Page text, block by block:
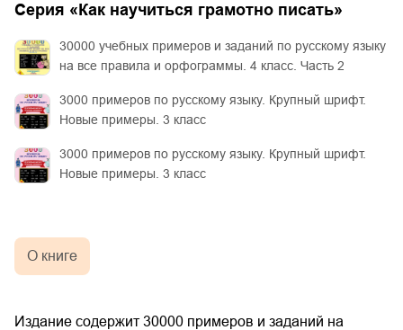
Серия « Как научиться грамотно писать»
30000 учебных примеров и заданий по русскому языку
на все правила и орфограммы. 4 класс. Часть 2
3000 примеров по русскому языку. Крупный шрифт.
Новые примеры. 3 класс
3000 примеров по русскому языку. Крупный шрифт.
Новые примеры. 3 класс
О книге
Издание содержит 30000 примеров и заданий на